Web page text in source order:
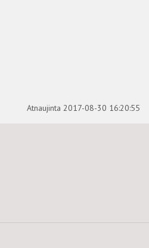
Atnaujinta 2017-08-30 16:20:55